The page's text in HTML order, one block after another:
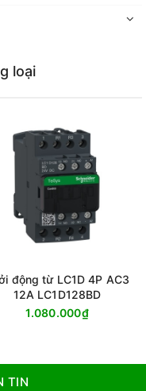
loại
động từ LC1D 4P AC3
12A LC1D128BD
1.080.000₫
TIN